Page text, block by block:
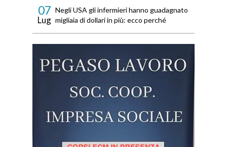
07
Lug
Negli USA gli infermieri hanno guadagnato
migliaia di dollari in più: ecco perché